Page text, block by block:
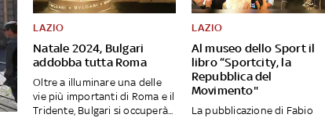
Natale 2024, Bulgari
addobba tutta Roma
LAZIO
Oltre a illuminare una delle
vie più importanti di Roma e il
Tridente, Bulgari si occuperà...
Al museo dello Sport il
libro “Sportcity, la
Repubblica del
Movimento"
LAZIO
La pubblicazione di Fabio